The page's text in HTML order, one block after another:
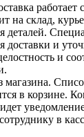
работает
на склад,
деталей.
доставки и
и
магазина.
в корзине.
в